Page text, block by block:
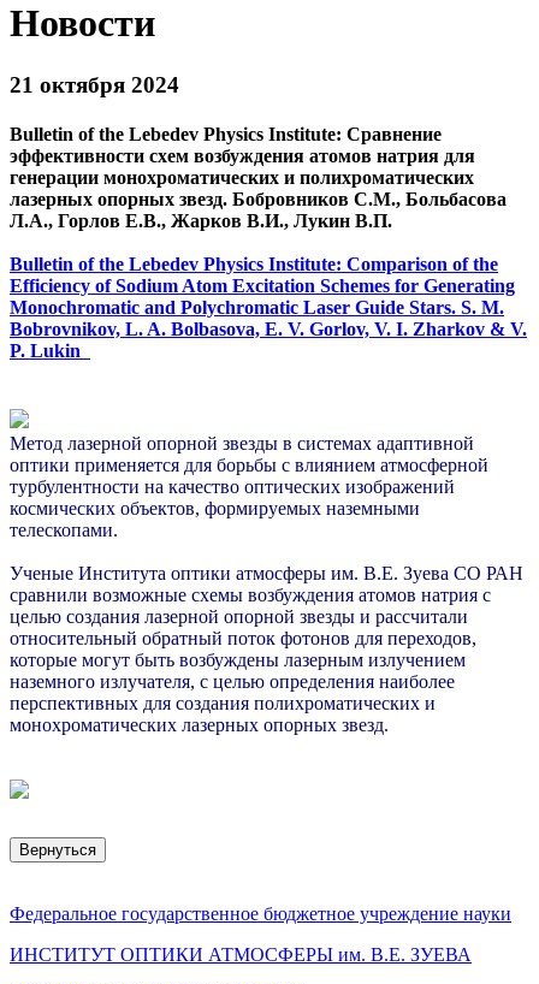
Новости
21 октября 2024
Bulletin of the Lebedev Physics Institute: Сравнение
эффективности схем возбуждения атомов натрия для
генерации монохроматических и полихроматических
лазерных опорных звезд. Бобровников С.М., Больбасова
Л.А., Горлов Е.В., Жарков В.И., Лукин В.П.
Bulletin of the Lebedev Physics Institute: Comparison of the
Efficiency of Sodium Atom Excitation Schemes for Generating
Monochromatic and Polychromatic Laser Guide Stars. S. M.
Bobrovnikov, L. A. Bolbasova, E. V. Gorlov, V. I. Zharkov & V.
P. Lukin
Метод лазерной опорной звезды в системах адаптивной
оптики применяется для борьбы с влиянием атмосферной
турбулентности на качество оптических изображений
космических объектов, формируемых наземными
телескопами.
Ученые Института оптики атмосферы им. В.Е. Зуева СО РАН
сравнили возможные схемы возбуждения атомов натрия с
целью создания лазерной опорной звезды и рассчитали
относительный обратный поток фотонов для переходов,
которые могут быть возбуждены лазерным излучением
наземного излучателя, с целью определения наиболее
перспективных для создания полихроматических и
монохроматических лазерных опорных звезд.
Вернуться
Федеральное государственное бюджетное учреждение науки
ИНСТИТУТ ОПТИКИ АТМОСФЕРЫ им. В.Е. ЗУЕВА